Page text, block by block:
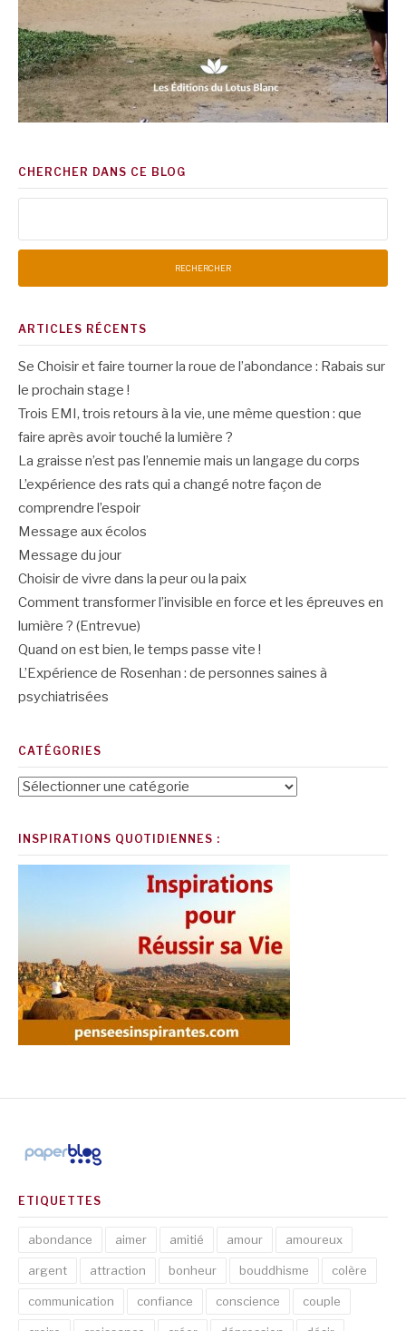
CHERCHER DANS CE BLOG
ARTICLES RÉCENTS
Se Choisir et faire tourner la roue de l’abondance : Rabais sur
le prochain stage !
Trois EMI, trois retours à la vie, une même question : que
faire après avoir touché la lumière ?
La graisse n’est pas l’ennemie mais un langage du corps
L’expérience des rats qui a changé notre façon de
comprendre l’espoir
Message aux écolos
Message du jour
Choisir de vivre dans la peur ou la paix
Comment transformer l’invisible en force et les épreuves en
lumière ? (Entrevue)
Quand on est bien, le temps passe vite !
L’Expérience de Rosenhan : de personnes saines à
psychiatrisées
CATÉGORIES
Catégories
INSPIRATIONS QUOTIDIENNES :
ETIQUETTES
abondance aimer amitié amour amoureux
argent attraction bonheur bouddhisme colère
communication confiance conscience couple